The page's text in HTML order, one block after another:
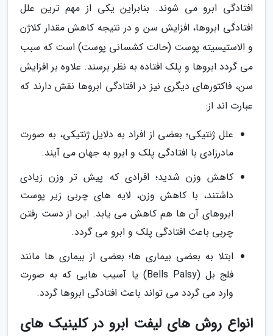
افتادگی ابرو می شوند. بنابراین یکی از مهم ترین علل
افتادگی ابروها، افزایش سن و در نتیجه کاهش مقدار کلاژن
و الاستیسیته پوست (حالت کشسانی پوست) است که سبب
می گردد ابروها و پلک افتاده به نظر برسند. علاوه بر افزایش
سن، فاکتورهای دیگری نیز در افتادگی ابروها نقش دارند که
عبارت اند از:
علل ژنتیکی؛ بعضی از افراد به دلایل ژنتیکی، به صورت
مادرزادی با افتادگی پلک و ابرو به جهان می آیند.
کاهش وزن شدید؛ افرادی که پیش تر وزن زیادی
داشتند، با کاهش وزن، لایه های چربی زیر پوست
ابروهای آن ها هم کاهش می یابد. این از دست رفتن
چربی باعث افتادگی پلک و ابرو می گردد.
ابتلا به بعضی بیماری ها؛ بعضی از بیماری ها مانند
فلج بل (Bells Palsy) یا آسیب هایی که به صورت
وارد می گردد می تواند باعث افتادگی ابروها گردد.
انواع روش های لیفت ابرو در کلینیک های